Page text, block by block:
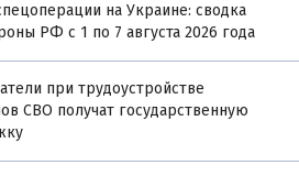
на Украине: сводка
РФ с 1 по 7 августа 2026 года
при трудоустройстве
СВО получат государственную